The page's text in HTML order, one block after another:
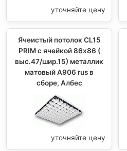
уточняйте цену
Ячеистый потолок CL15
PRIM с ячейкой 86х86 (
выс.47/шир.15) металлик
матовый А906 rus в
сборе, Албес
уточняйте цену